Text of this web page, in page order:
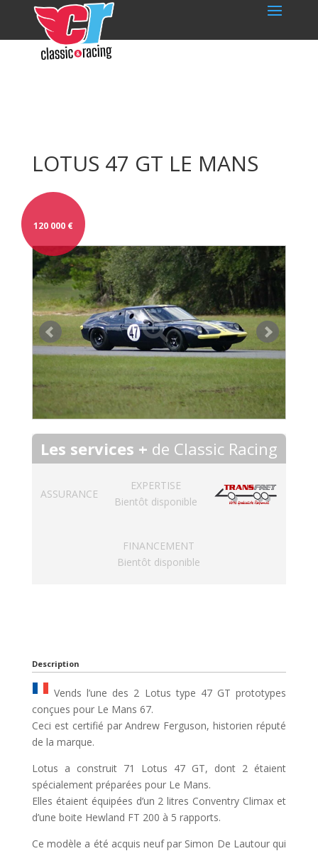
LOTUS 47 GT LE MANS
120 000€
Les services + de Classic Racing
ASSURANCE
EXPERTISE
Bientôt disponible
FINANCEMENT
Bientôt disponible
Description
Vends l’une des 2 Lotus type 47 GT prototypes
conçues pour Le Mans 67.
Ceci est certifié par Andrew Ferguson, historien réputé
de la marque.
Lotus a construit 71 Lotus 47 GT, dont 2 étaient
spécialement préparées pour Le Mans.
Elles étaient équipées d’un 2 litres Conventry Climax et
d’une boite Hewland FT 200 à 5 rapports.
Ce modèle a été acquis neuf par Simon De Lautour qui